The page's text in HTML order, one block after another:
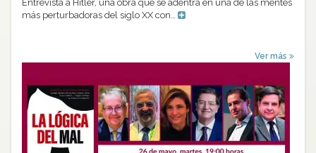
Entrevista a Hitler, una obra que se adentra en una de las mentes
más perturbadoras del siglo XX con…
Ver más